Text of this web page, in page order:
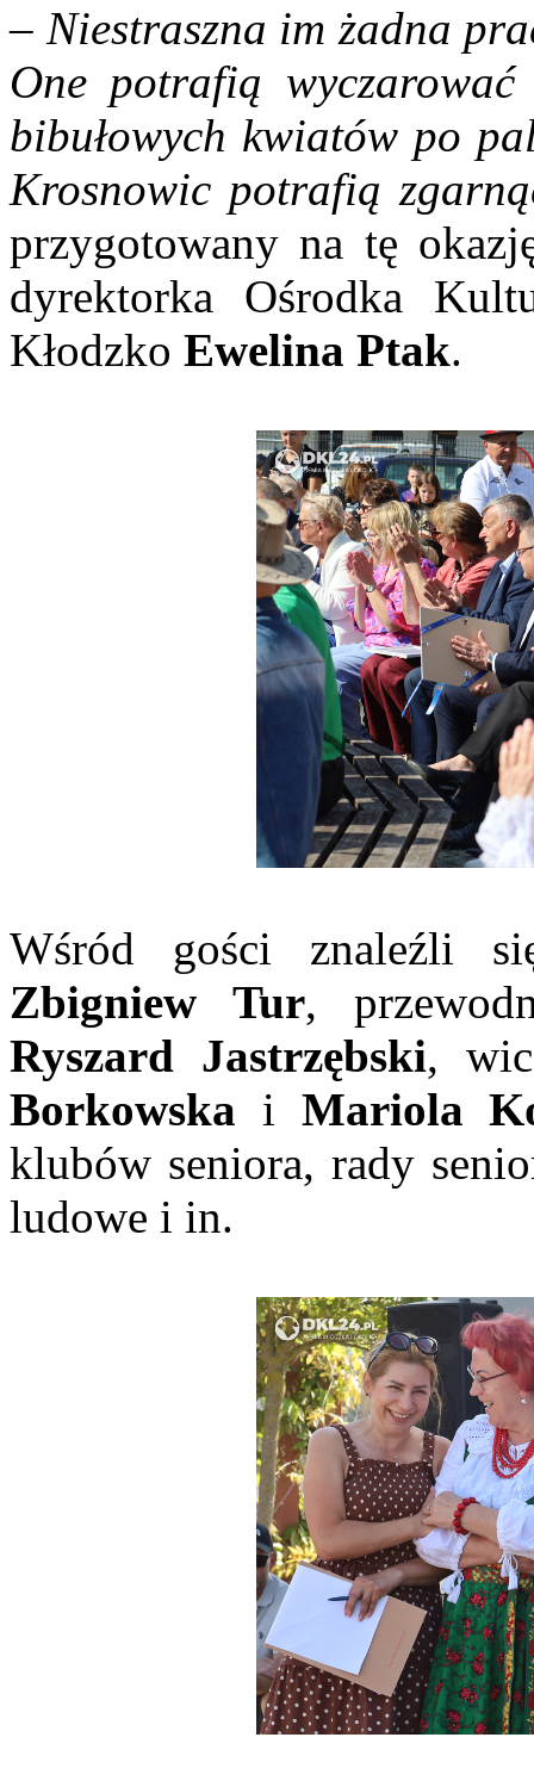
– Niestraszna im żadna
One potrafią
bibułowych kwiatów po
Krosnowic potrafią
przygotowany na tę
dyrektorka Ośrodka
Kłodzko Ewelina Ptak.
Wśród gości znaleźli
Zbigniew Tur,
Ryszard Jastrzębski,
Borkowska i Mariola
klubów seniora, rady
ludowe i in.